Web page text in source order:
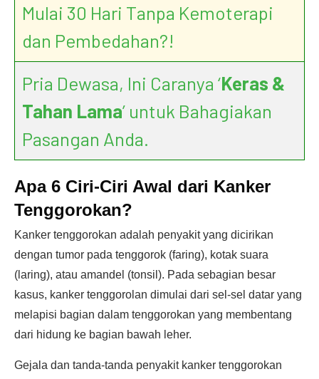
Mulai 30 Hari Tanpa Kemoterapi
dan Pembedahan?!
Pria Dewasa, Ini Caranya ‘Keras &
Tahan Lama’ untuk Bahagiakan
Pasangan Anda.
Apa 6 Ciri-Ciri Awal dari Kanker
Tenggorokan?
Kanker tenggorokan adalah penyakit yang dicirikan
dengan tumor pada tenggorok (faring), kotak suara
(laring), atau amandel (tonsil). Pada sebagian besar
kasus, kanker tenggorolan dimulai dari sel-sel datar yang
melapisi bagian dalam tenggorokan yang membentang
dari hidung ke bagian bawah leher.
Gejala dan tanda-tanda penyakit kanker tenggorokan